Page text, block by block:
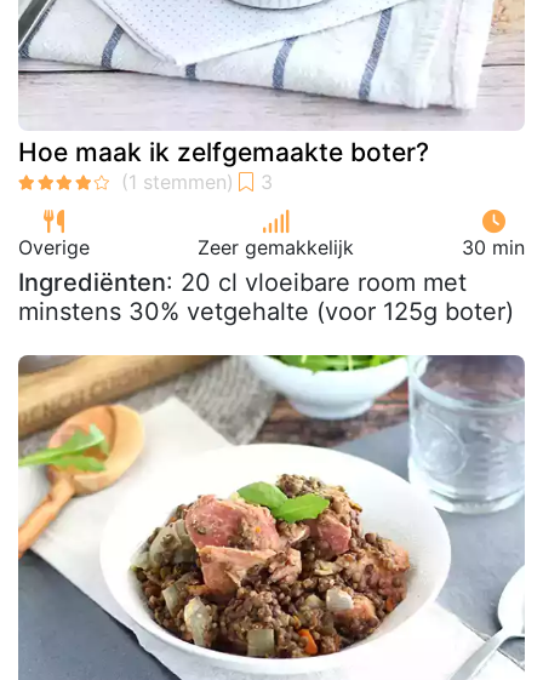
Hoe maak ik zelfgemaakte boter?
Overige Zeer gemakkelijk 30 min
Ingrediënten: 20 cl vloeibare room met
minstens 30% vetgehalte (voor 125g boter)